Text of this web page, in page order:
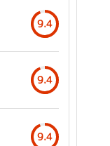
9.4
9.4
9.4